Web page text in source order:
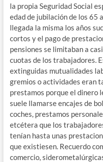
la propia Seguridad Social
edad de jubilación de los 65
llegada la misma los años
cortos y el pago de
pensiones se limitaban a
cuotas de los trabajadores.
extinguidas mutualidades
gremios o actividades eran
prestamos porque el dinero
suele llamarse encajes de
coches, prestamos
etcétera que los
tenían hasta unas
que existiesen. Recuerdo
comercio,